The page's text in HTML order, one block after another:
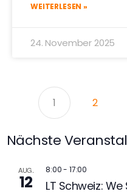
WEITERLESEN »
24. November 2025
1 2
Nächste
AUG.
12
8:00- 17:00
LT Schweiz: